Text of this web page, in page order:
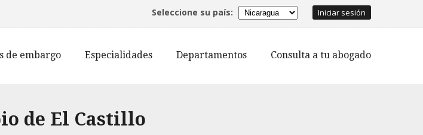
Iniciar sesión
Seleccione su país:
de embargo Especialidades Departamentos Consulta a tu abogado
de El Castillo